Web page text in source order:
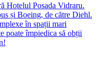
Hotelul Posada Vidraru.
și Boeing, de către Diehl.
în spații mari
poate împiedica să obții